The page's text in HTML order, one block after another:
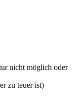
nicht möglich oder
zu teuer ist)